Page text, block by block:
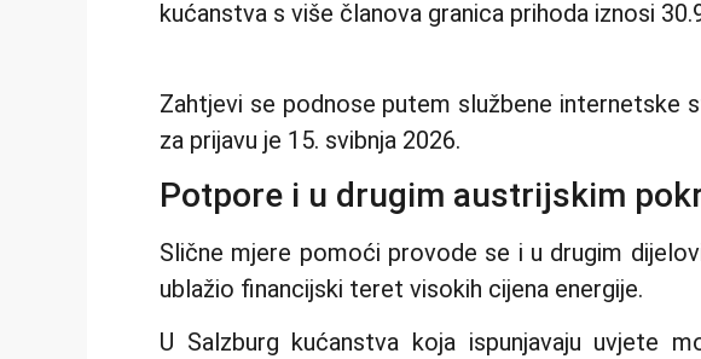
kućanstva s više članova granica prihoda iznosi
Zahtjevi se podnose putem službene internetske
za prijavu je 15. svibnja 2026.
Potpore i u drugim austrijskim
Slične mjere pomoći provode se i u drugim
ublažio financijski teret visokih cijena energije.
U Salzburg kućanstva koja ispunjavaju uvjete